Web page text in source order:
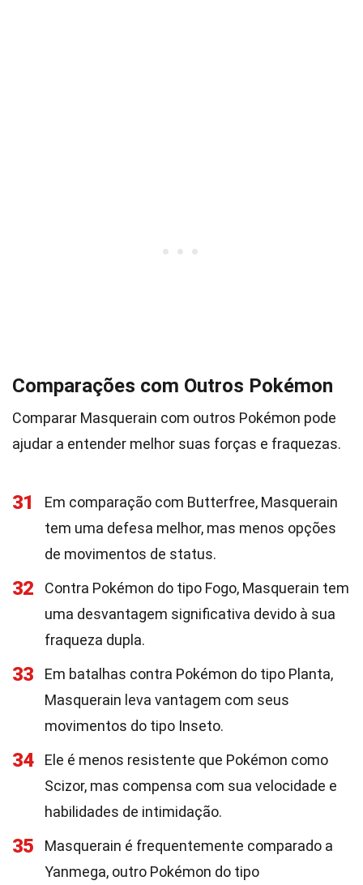
Comparações com Outros Pokémon
Comparar Masquerain com outros Pokémon pode
ajudar a entender melhor suas forças e fraquezas.
31
Em comparação com Butterfree, Masquerain
tem uma defesa melhor, mas menos opções
de movimentos de status.
32
Contra Pokémon do tipo Fogo, Masquerain tem
uma desvantagem significativa devido à sua
fraqueza dupla.
33
Em batalhas contra Pokémon do tipo Planta,
Masquerain leva vantagem com seus
movimentos do tipo Inseto.
34
Ele é menos resistente que Pokémon como
Scizor, mas compensa com sua velocidade e
habilidades de intimidação.
35
Masquerain é frequentemente comparado a
Yanmega, outro Pokémon do tipo